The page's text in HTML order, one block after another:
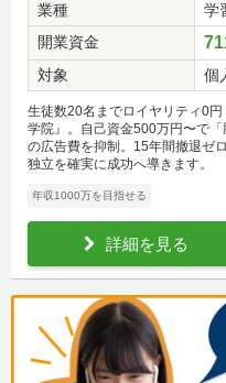
業種
学
開業資金
対象 個
生徒数20名までロイヤリティ0
学院』。自己資金500万円〜で
の広告費を抑制。15年間撤退ゼ
独立を確実に成功へ導きます。
年収1000万を目指せる
詳細を見る